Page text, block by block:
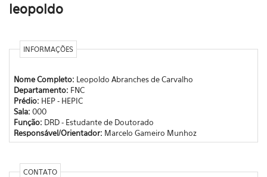
leopoldo
INFORMAÇÕES
Nome Completo: Leopoldo Abranches de Carvalho
Departamento: FNC
Prédio: HEP - HEPIC
Sala: 000
Função: DRD - Estudante de Doutorado
Responsável/Orientador: Marcelo Gameiro Munhoz
CONTATO